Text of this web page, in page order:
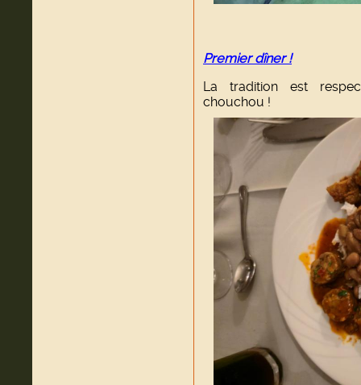
Premier dîner !
La tradition est
chouchou !